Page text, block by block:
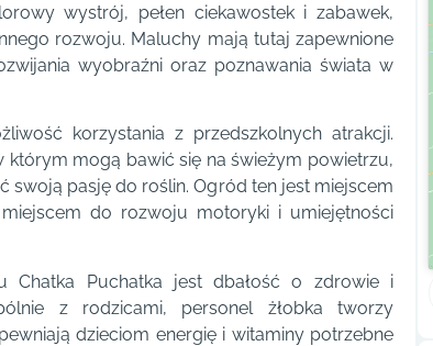
wystrój, pełen ciekawostek i zabawek,
rozwoju. Maluchy mają tutaj zapewnione
wyobraźni oraz poznawania świata w
korzystania z przedszkolnych atrakcji.
mogą bawić się na świeżym powietrzu,
pasję do roślin. Ogród ten jest miejscem
do rozwoju motoryki i umiejętności
Chatka Puchatka jest dbałość o zdrowie i
z rodzicami, personel żłobka tworzy
dzieciom energię i witaminy potrzebne